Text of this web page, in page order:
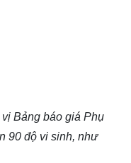
Bảng báo giá Phụ
90 độ vi sinh, như